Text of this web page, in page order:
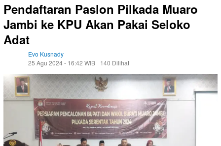
Pendaftaran Paslon Pilkada Muaro
Jambi ke KPU Akan Pakai Seloko
Adat
Evo Kusnady
25 Agu 2024 - 16:42 WIB
140 Dilihat